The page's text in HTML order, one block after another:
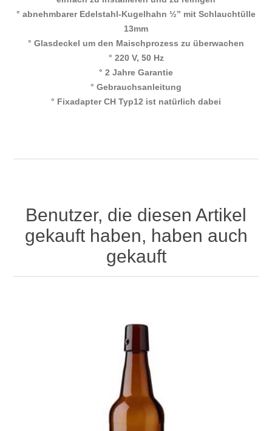
° abnehmbarer Edelstahl-Kugelhahn ½” mit Schlauchtülle
13mm
° Glasdeckel um den Maischprozess zu überwachen
° 220 V, 50 Hz
° 2 Jahre Garantie
° Gebrauchsanleitung
° Fixadapter CH Typ12 ist natürlich dabei
Benutzer, die diesen Artikel
gekauft haben, haben auch
gekauft